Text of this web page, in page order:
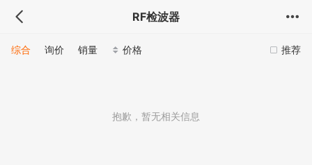
RF检波器
推荐
综合 询价 销量 价格
抱歉，暂无相关信息